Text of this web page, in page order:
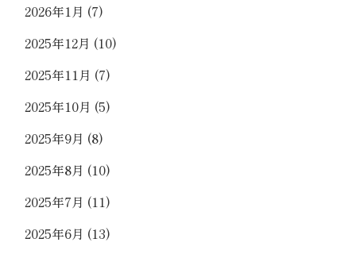
2026年1月 (7)
2025年12月 (10)
2025年11月 (7)
2025年10月 (5)
2025年9月 (8)
2025年8月 (10)
2025年7月 (11)
2025年6月 (13)